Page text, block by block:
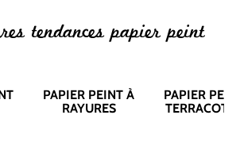
tendances papier peint
PAPIER PEINT À
RAYURES
PAPIER